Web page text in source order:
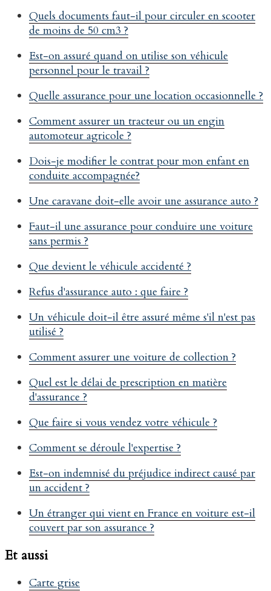
Quels documents faut-il pour circuler en scooter
de moins de 50 cm3 ?
Est-on assuré quand on utilise son véhicule
personnel pour le travail ?
Quelle assurance pour une location occasionnelle ?
Comment assurer un tracteur ou un engin
automoteur agricole ?
Dois-je modifier le contrat pour mon enfant en
conduite accompagnée?
Une caravane doit-elle avoir une assurance auto ?
Faut-il une assurance pour conduire une voiture
sans permis ?
Que devient le véhicule accidenté ?
Refus d'assurance auto : que faire ?
Un véhicule doit-il être assuré même s'il n'est pas
utilisé ?
Comment assurer une voiture de collection ?
Quel est le délai de prescription en matière
d'assurance ?
Que faire si vous vendez votre véhicule ?
Comment se déroule l'expertise ?
Est-on indemnisé du préjudice indirect causé par
un accident ?
Un étranger qui vient en France en voiture est-il
couvert par son assurance ?
Et aussi
Carte grise